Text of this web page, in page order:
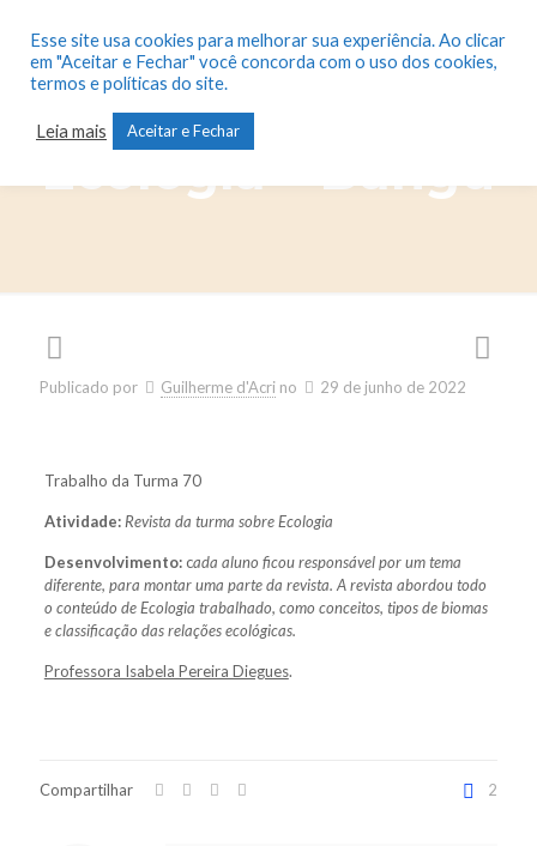
Revista sobre
Ecologia – Bangu
Publicado por Guilherme d'Acri no 29 de junho de 2022
Trabalho da Turma 70
Atividade: Revista da turma sobre Ecologia
Desenvolvimento:cada aluno ficou responsável por um tema
diferente, para montar uma parte da revista. A revista abordou todo
o conteúdo de Ecologia trabalhado, como conceitos, tipos de biomas
e classificação das relações ecológicas.
Professora Isabela Pereira Diegues.
Compartilhar 2
Esse site usa cookies para melhorar sua experiência. Ao clicar
em "Aceitar e Fechar" você concorda com o uso dos cookies,
termos e políticas do site.
Leia mais Aceitar e Fechar